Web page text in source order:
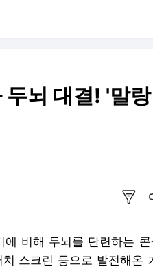
뇌 대결! '말
비해 두뇌를 단련하는
스크린 등으로 발전해온